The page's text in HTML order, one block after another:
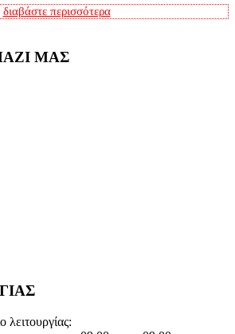
διαβάστε περισσότερα
ΜΑΣ